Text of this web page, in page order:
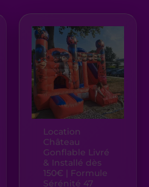
Location
Château
Gonflable Livré
& Installé dès
150€ | Formule
Sérénité 47